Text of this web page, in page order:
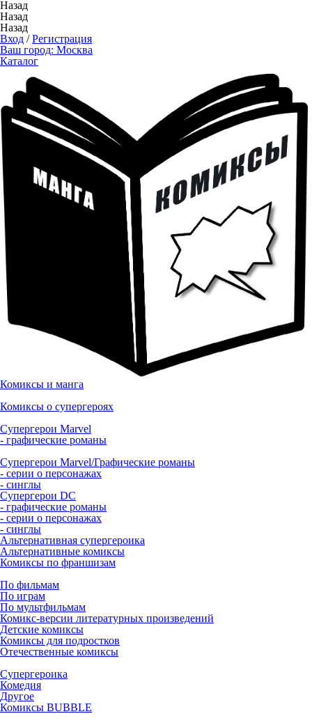
Назад
Назад
Назад
Вход /Регистрация
Ваш город: Москва
Каталог
Комиксы и манга
Комиксы о супергероях
Супергерои Marvel
- графические романы
Супергерои Marvel/Графические романы
- серии о персонажах
- синглы
Супергерои DC
- графические романы
- серии о персонажах
- синглы
Альтернативная супергероика
Альтернативные комиксы
Комиксы по франшизам
По фильмам
По играм
По мультфильмам
Комикс-версии литературных произведений
Детские комиксы
Комиксы для подростков
Отечественные комиксы
Супергероика
Комедия
Другое
Комиксы BUBBLE